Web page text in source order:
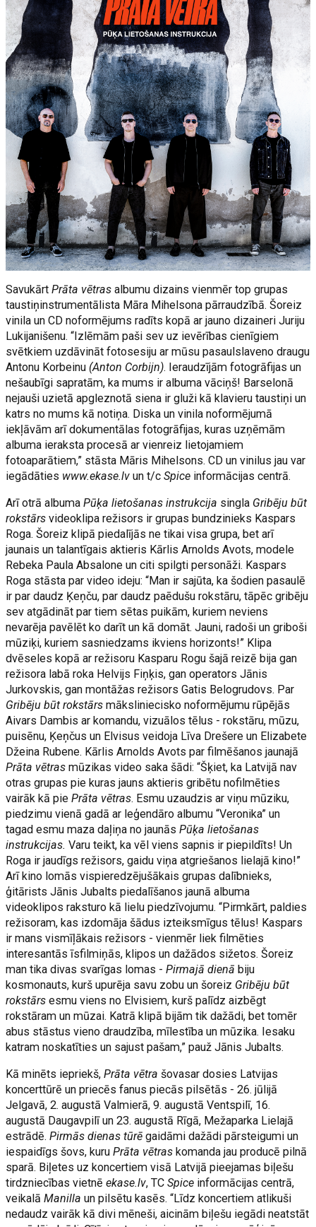
Savukārt Prāta vētras albumu dizains vienmēr top grupas
taustiņinstrumentālista Māra Mihelsona pārraudzībā. Šoreiz
vinila un CD noformējums radīts kopā ar jauno dizaineri Juriju
Lukijanišenu. “Izlēmām paši sev uz ievērības cienīgiem
svētkiem uzdāvināt fotosesiju ar mūsu pasaulslaveno draugu
Antonu Korbeinu (Anton Corbijn). Ieraudzījām fotogrāfijas un
nešaubīgi sapratām, ka mums ir albuma vāciņš! Barselonā
nejauši uzietā apgleznotā siena ir gluži kā klavieru taustiņi un
katrs no mums kā notiņa. Diska un vinila noformējumā
iekļāvām arī dokumentālas fotogrāfijas, kuras uzņēmām
albuma ieraksta procesā ar vienreiz lietojamiem
fotoaparātiem,” stāsta Māris Mihelsons. CD un vinilus jau var
iegādāties www.ekase.lv un t/c Spice informācijas centrā.
Arī otrā albuma Pūķa lietošanas instrukcija singla Gribēju būt
rokstārs videoklipa režisors ir grupas bundzinieks Kaspars
Roga. Šoreiz klipā piedalījās ne tikai visa grupa, bet arī
jaunais un talantīgais aktieris Kārlis Arnolds Avots, modele
Rebeka Paula Absalone un citi spilgti personāži. Kaspars
Roga stāsta par video ideju: “Man ir sajūta, ka šodien pasaulē
ir par daudz Ķeņču, par daudz paēdušu rokstāru, tāpēc gribēju
sev atgādināt par tiem sētas puikām, kuriem neviens
nevarēja pavēlēt ko darīt un kā domāt. Jauni, radoši un griboši
mūziķi, kuriem sasniedzams ikviens horizonts!” Klipa
dvēseles kopā ar režisoru Kasparu Rogu šajā reizē bija gan
režisora labā roka Helvijs Fiņķis, gan operators Jānis
Jurkovskis, gan montāžas režisors Gatis Belogrudovs. Par
Gribēju būt rokstārs māksliniecisko noformējumu rūpējās
Aivars Dambis ar komandu, vizuālos tēlus - rokstāru, mūzu,
puisēnu, Ķeņčus un Elvisus veidoja Līva Drešere un Elizabete
Džeina Rubene. Kārlis Arnolds Avots par filmēšanos jaunajā
Prāta vētrasmūzikas video saka šādi: “Šķiet, ka Latvijā nav
otras grupas pie kuras jauns aktieris gribētu nofilmēties
vairāk kā piePrāta vētras. Esmu uzaudzis ar viņu mūziku,
piedzimu vienā gadā ar leģendāro albumu “Veronika” un
tagad esmu maza daļiņa no jaunāsPūķa lietošanas
instrukcijas.Varu teikt, ka vēl viens sapnis ir piepildīts! Un
Roga ir jaudīgs režisors, gaidu viņa atgriešanos lielajā kino!”
Arī kino lomās vispieredzējušākais grupas dalībnieks,
ģitārists Jānis Jubalts piedalīšanos jaunā albuma
videoklipos raksturo kā lielu piedzīvojumu. “Pirmkārt, paldies
režisoram, kas izdomāja šādus izteiksmīgus tēlus! Kaspars
ir mans vismīļākais režisors - vienmēr liek filmēties
interesantās īsfilmiņās, klipos un dažādos sižetos. Šoreiz
man tika divas svarīgas lomas -Pirmajā dienā biju
kosmonauts, kurš upurēja savu zobu un šoreiz Gribēju būt
rokstārsesmu viens no Elvisiem, kurš palīdz aizbēgt
rokstāram un mūzai. Katrā klipā bijām tik dažādi, bet tomēr
abus stāstus vieno draudzība, mīlestība un mūzika. Iesaku
katram noskatīties un sajust pašam,” pauž Jānis Jubalts.
Kā minēts iepriekš, Prāta vētra šovasar dosies Latvijas
koncerttūrē un priecēs fanus piecās pilsētās - 26. jūlijā
Jelgavā, 2. augustā Valmierā, 9. augustā Ventspilī, 16.
augustā Daugavpilī un 23. augustā Rīgā, Mežaparka Lielajā
estrādē.Pirmās dienas tūrēgaidāmi dažādi pārsteigumi un
iespaidīgs šovs, kuruPrāta vētras komanda jau producē pilnā
sparā. Biļetes uz koncertiem visā Latvijā pieejamas biļešu
tirdzniecības vietnēekase.lv, TCSpice informācijas centrā,
veikalāManilla un pilsētu kasēs. “Līdz koncertiem atlikuši
nedaudz vairāk kā divi mēneši, aicinām biļešu iegādi neatstāt